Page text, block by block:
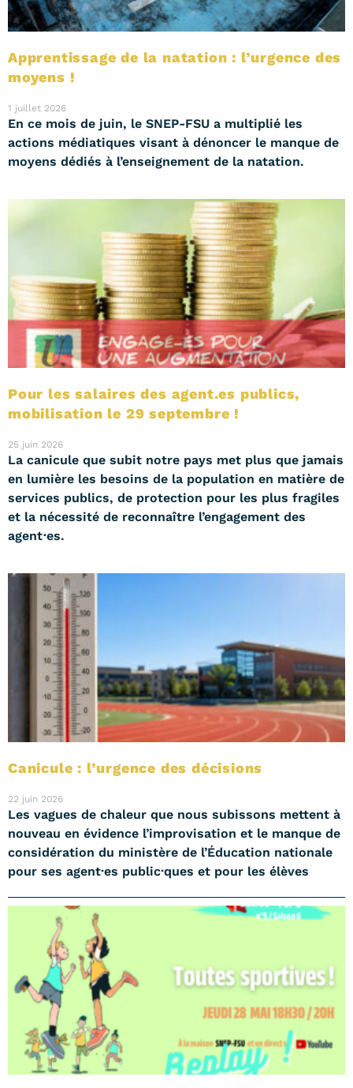
Apprentissage de la natation : l’urgence des
moyens !
1 juillet 2026
En ce mois de juin, le SNEP-FSU a multiplié les
actions médiatiques visant à dénoncer le manque de
moyens dédiés à l’enseignement de la natation.
Pour les salaires des agent.es publics,
mobilisation le 29 septembre !
25 juin 2026
La canicule que subit notre pays met plus que jamais
en lumière les besoins de la population en matière de
services publics, de protection pour les plus fragiles
et la nécessité de reconnaître l’engagement des
agent⋅es.
Canicule : l’urgence des décisions
22 juin 2026
Les vagues de chaleur que nous subissons mettent à
nouveau en évidence l’improvisation et le manque de
considération du ministère de l’Éducation nationale
pour ses agent·es public·ques et pour les élèves